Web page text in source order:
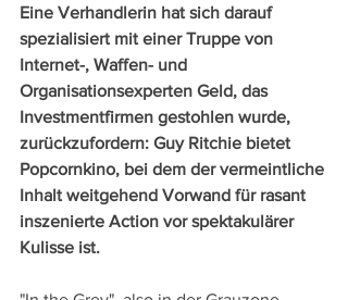
Eine Verhandlerin hat sich darauf
spezialisiert mit einer Truppe von
Internet-, Waffen- und
Organisationsexperten Geld, das
Investmentfirmen gestohlen wurde,
zurückzufordern: Guy Ritchie bietet
Popcornkino, bei dem der vermeintliche
Inhalt weitgehend Vorwand für rasant
inszenierte Action vor spektakulärer
Kulisse ist.